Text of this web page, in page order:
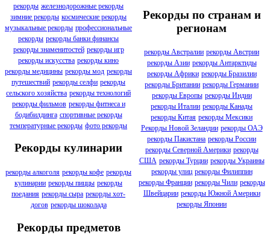
рекорды железнодорожные рекорды
зимние рекорды космические рекорды
музыкальные рекорды профессиональные
рекорды рекорды банки финансы
рекорды знаменитостей рекорды игр
рекорды искусства рекорды кино
рекорды медицины рекорды мод рекорды
путешествий рекорды селфи рекорды
сельского хозяйства рекорды технологий
рекорды фильмов рекорды фитнеса и
бодибилдинга спортивные рекорды
температурные рекорды фото рекорды
Рекорды кулинарии
рекорды алкоголя рекорды кофе рекорды
кулинарии рекорды пиццы рекорды
поедания рекорды сыра рекорды хот-
догов рекорды шоколада
Рекорды предметов
Рекорды по странам и
регионам
рекорды Австралии рекорды Австрии
рекорды Азии рекорды Антарктиды
рекорды Африки рекорды Бразилии
рекорды Британии рекорды Германии
рекорды Европы рекорды Индии
рекорды Италии рекорды Канады
рекорды Китая рекорды Мексики
Рекорды Новой Зеландии рекорды ОАЭ
рекорды Пакистана рекорды России
рекорды Северной Америки рекорды
США рекорды Турции рекорды Украины
рекорды улиц рекорды Филиппин
рекорды Франции рекорды Чили рекорды
Швейцарии рекорды Южной Америки
рекорды Японии